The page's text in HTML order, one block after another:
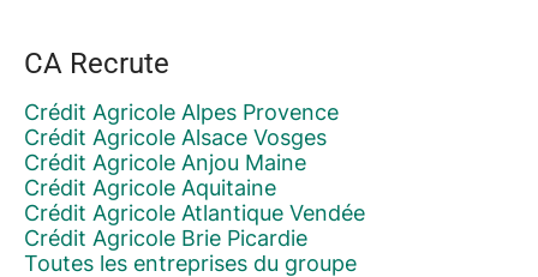
CA Recrute
Crédit Agricole Alpes Provence
Crédit Agricole Alsace Vosges
Crédit Agricole Anjou Maine
Crédit Agricole Aquitaine
Crédit Agricole Atlantique Vendée
Crédit Agricole Brie Picardie
Toutes les entreprises du groupe